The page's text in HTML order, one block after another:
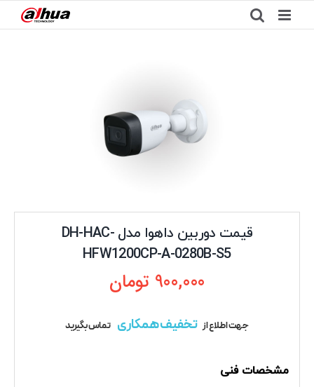
to
قیمت دوربین داهوا مدل DH-HAC-
HFW1200CP-A-0280B-S5
900,000 تومان
جهت اطلاع از تخفیف همکاری تماس بگیرید
مشخصات فنی